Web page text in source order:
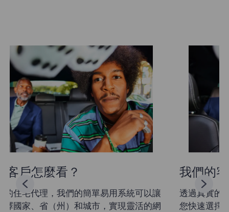
我們的客戶怎麼看？
透過真實的住宅代理，我們的簡單易用系統可以讓
您快速選擇國家、省（州）和城市，實現靈活的網